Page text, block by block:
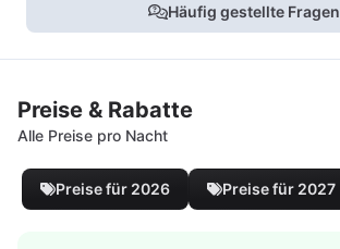
Häufig gestellte Fragen
Preise & Rabatte
Alle Preise pro Nacht
Preise für 2026 Preise für 2027